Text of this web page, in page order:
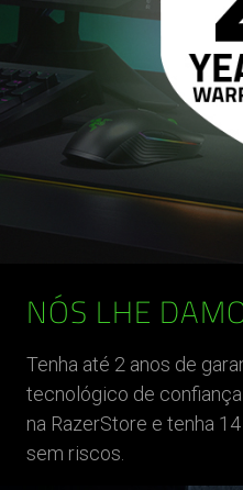
NÓS LHE
Tenha até 2 anos de
tecnológico de confiança
na RazerStore e tenha
sem riscos.